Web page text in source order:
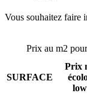
Vous souhaitez faire
Prix au m2
SURFACE
Prix